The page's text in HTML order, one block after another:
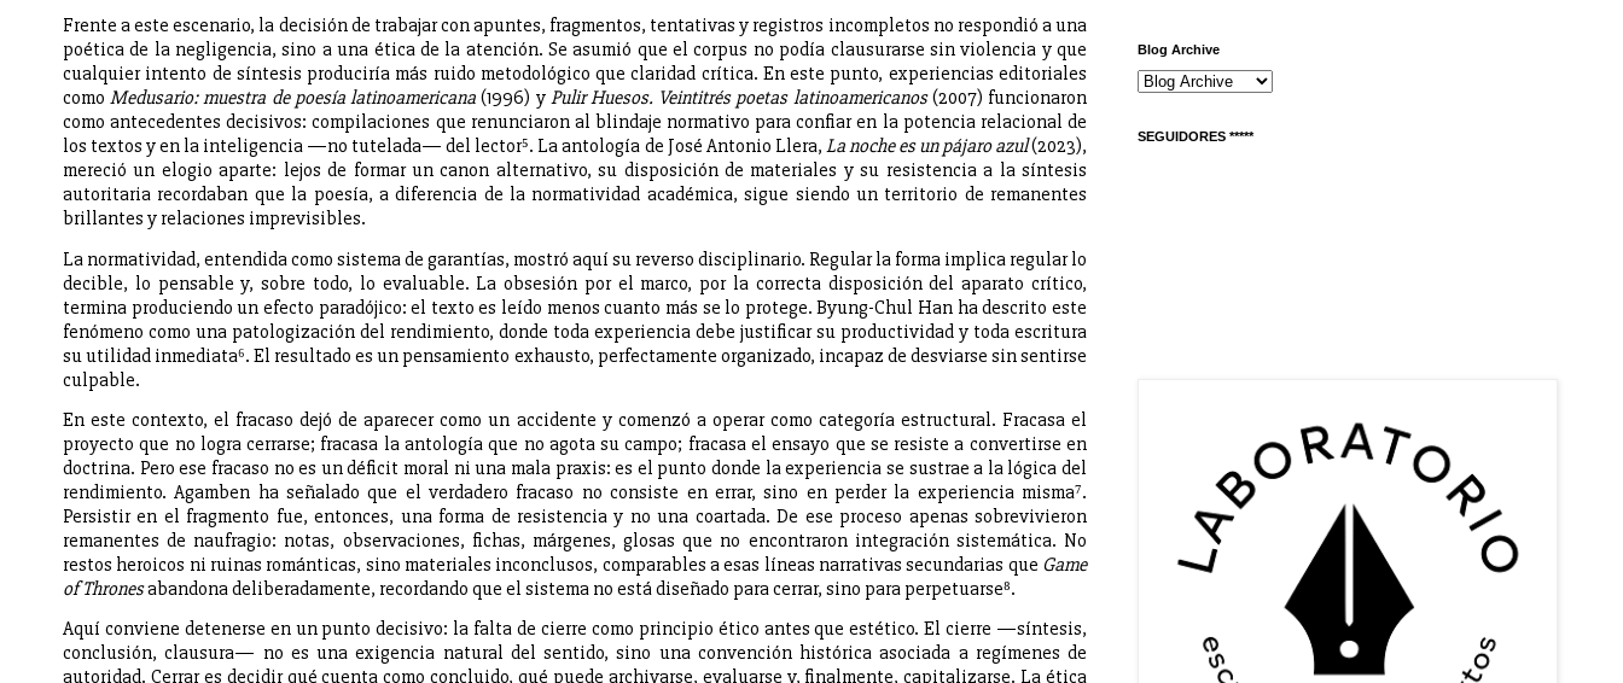
Frente a este escenario, la decisión de trabajar con apuntes, fragmentos, tentativas y registros incompletos no respondió a una
poética de la negligencia, sino a una ética de la atención. Se asumió que el corpus no podía clausurarse sin violencia y que
cualquier intento de síntesis produciría más ruido metodológico que claridad crítica. En este punto, experiencias editoriales
comoMedusario: muestra de poesía latinoamericana (1996) y Pulir Huesos. Veintitrés poetas latinoamericanos(2007) funcionaron
como antecedentes decisivos: compilaciones que renunciaron al blindaje normativo para confiar en la potencia relacional de
los textos y en la inteligencia —no tutelada— del lector⁵. La antología de José Antonio Llera, La noche es un pájaro azul(2023),
mereció un elogio aparte: lejos de formar un canon alternativo, su disposición de materiales y su resistencia a la síntesis
autoritaria recordaban que la poesía, a diferencia de la normatividad académica, sigue siendo un territorio de remanentes
brillantes y relaciones imprevisibles.
La normatividad, entendida como sistema de garantías, mostró aquí su reverso disciplinario. Regular la forma implica regular lo
decible, lo pensable y, sobre todo, lo evaluable. La obsesión por el marco, por la correcta disposición del aparato crítico,
termina produciendo un efecto paradójico: el texto es leído menos cuanto más se lo protege. Byung-Chul Han ha descrito este
fenómeno como una patologización del rendimiento, donde toda experiencia debe justificar su productividad y toda escritura
su utilidad inmediata⁶. El resultado es un pensamiento exhausto, perfectamente organizado, incapaz de desviarse sin sentirse
culpable.
En este contexto, el fracaso dejó de aparecer como un accidente y comenzó a operar como categoría estructural. Fracasa el
proyecto que no logra cerrarse; fracasa la antología que no agota su campo; fracasa el ensayo que se resiste a convertirse en
doctrina. Pero ese fracaso no es un déficit moral ni una mala praxis: es el punto donde la experiencia se sustrae a la lógica del
rendimiento. Agamben ha señalado que el verdadero fracaso no consiste en errar, sino en perder la experiencia misma⁷.
Persistir en el fragmento fue, entonces, una forma de resistencia y no una coartada. De ese proceso apenas sobrevivieron
remanentes de naufragio: notas, observaciones, fichas, márgenes, glosas que no encontraron integración sistemática. No
restos heroicos ni ruinas románticas, sino materiales inconclusos, comparables a esas líneas narrativas secundarias que Game
of Thronesabandona deliberadamente, recordando que el sistema no está diseñado para cerrar, sino para perpetuarse⁸.
Aquí conviene detenerse en un punto decisivo: la falta de cierre como principio ético antes que estético. El cierre —síntesis,
conclusión, clausura— no es una exigencia natural del sentido, sino una convención histórica asociada a regímenes de
autoridad. Cerrar es decidir qué cuenta como concluido, qué puede archivarse, evaluarse y, finalmente, capitalizarse. La ética
Blog Archive
SEGUIDORES *****